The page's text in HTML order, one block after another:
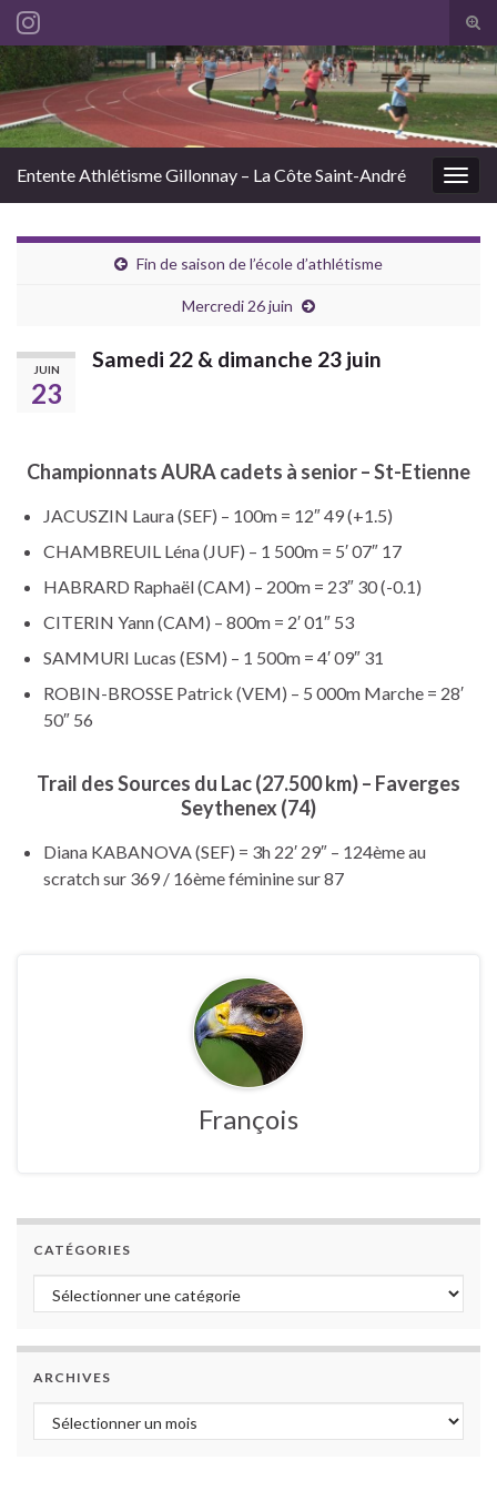
Search for:
Entente Athlétisme Gillonnay – La Côte Saint-André
Fin de saison de l’école d’athlétisme
Mercredi 26 juin
JUIN
23
Samedi 22 & dimanche 23 juin
Championnats AURA cadets à senior – St-Etienne
JACUSZIN Laura (SEF) – 100m = 12″ 49 (+1.5)
CHAMBREUIL Léna (JUF) – 1 500m = 5′ 07″ 17
HABRARD Raphaël (CAM) – 200m = 23″ 30 (-0.1)
CITERIN Yann (CAM) – 800m = 2′ 01″ 53
SAMMURI Lucas (ESM) – 1 500m = 4′ 09″ 31
ROBIN-BROSSE Patrick (VEM) – 5 000m Marche = 28′
50″ 56
Trail des Sources du Lac (27.500 km) – Faverges
Seythenex (74)
Diana KABANOVA (SEF) = 3h 22′ 29″ – 124ème au
scratch sur 369 / 16ème féminine sur 87
François
CATÉGORIES
Catégories
ARCHIVES
Archives